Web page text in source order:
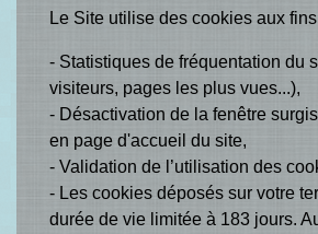
Le Site utilise des cookies aux
- Statistiques de fréquentation du
visiteurs, pages les plus vues...),
- Désactivation de la fenêtre
en page d'accueil du site,
- Validation de l’utilisation des
- Les cookies déposés sur votre
durée de vie limitée à 183 jours.